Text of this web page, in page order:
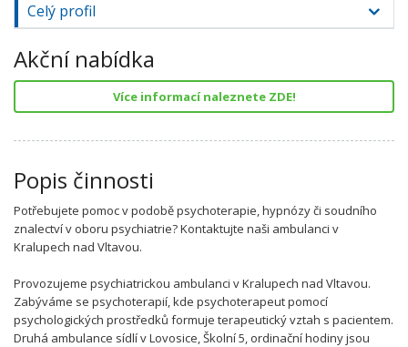
Celý profil
Akční nabídka
Více informací naleznete ZDE!
Popis činnosti
Potřebujete pomoc v podobě psychoterapie, hypnózy či soudního
znalectví v oboru psychiatrie? Kontaktujte naši ambulanci v
Kralupech nad Vltavou.
Provozujeme psychiatrickou ambulanci v Kralupech nad Vltavou.
Zabýváme se psychoterapií, kde psychoterapeut pomocí
psychologických prostředků formuje terapeutický vztah s pacientem.
Druhá ambulance sídlí v Lovosice, Školní 5, ordinační hodiny jsou